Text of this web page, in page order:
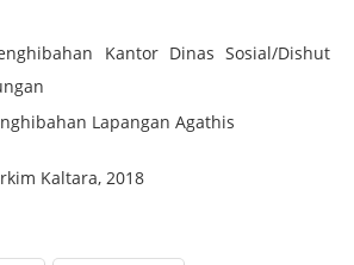
Kantor Dinas Sosial/Dishut
Lapangan Agathis
Kaltara, 2018